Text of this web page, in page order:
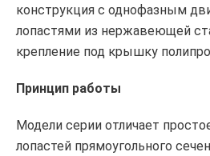
конструкция с однофазным
лопастями из нержавеющей
крепление под крышку
Принцип работы
Модели серии отличает
лопастей прямоугольного